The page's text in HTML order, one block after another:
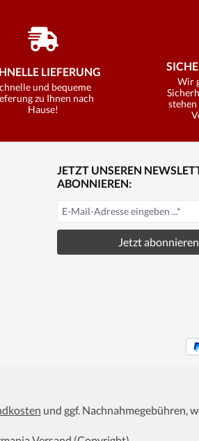
LIEFERUNG
und bequeme
zu Ihnen nach
Hause!
Wir
JETZT UNSEREN
ABONNIEREN:
Jetzt
und ggf. Nachnahmegebühren,